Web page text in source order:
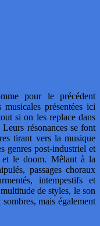
pour le précédent
musicales présentées ici
si on les replace dans
résonances se font
tirant vers la musique
genres post-industriel et
et le doom. Mêlant à la
passages choraux
intempestifs et
de styles, le son
mais également